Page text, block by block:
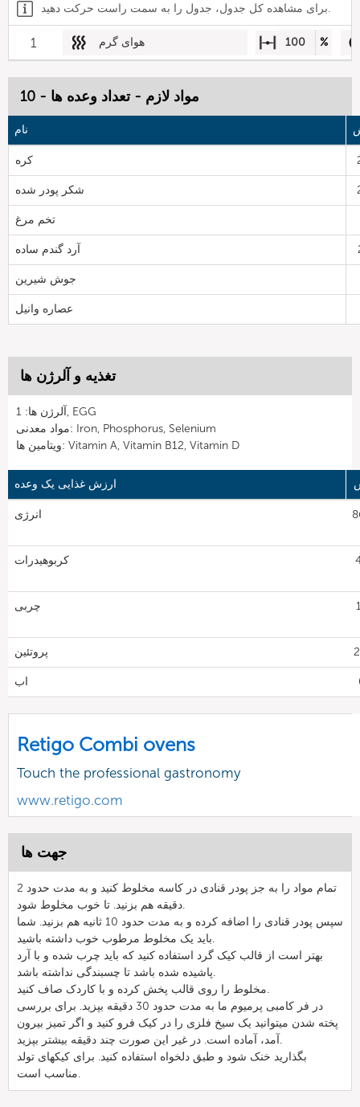
برای مشاهده کل جدول، جدول را به سمت راست حرکت دهید.
1 هوای گرم 100 %
مواد لازم - تعداد وعده ها - 10
نام
کره
شکر پودر شده
تخم مرغ
آرد گندم ساده
جوش شیرین
عصاره وانیل
تغذیه و آلرژن ها
آلرژن ها: 1, EGG
مواد معدنی: Iron, Phosphorus, Selenium
ویتامین ها: Vitamin A, Vitamin B12, Vitamin D
ارزش غذایی یک وعده
انرژی
کربوهیدرات
چربی
پروتئین
اب
Retigo Combi ovens
Touch the professional gastronomy
www.retigo.com
جهت ها
تمام مواد را به جز پودر قنادی در کاسه مخلوط کنید و به مدت حدود 2
دقیقه هم بزنید. تا خوب مخلوط شود.
سپس پودر قنادی را اضافه کرده و به مدت حدود 10 ثانیه هم بزنید. شما
باید یک مخلوط مرطوب خوب داشته باشید.
بهتر است از قالب کیک گرد استفاده کنید که باید چرب شده و با آرد
پاشیده شده باشد تا چسبندگی نداشته باشد.
مخلوط را روی قالب پخش کرده و با کاردک صاف کنید.
در فر کامبی پرمیوم ما به مدت حدود 30 دقیقه بپزید. برای بررسی
پخته شدن میتوانید یک سیخ فلزی را در کیک فرو کنید و اگر تمیز بیرون
آمد، آماده است. در غیر این صورت چند دقیقه بیشتر بپزید.
بگذارید خنک شود و طبق دلخواه استفاده کنید. برای کیکهای تولد
مناسب است.